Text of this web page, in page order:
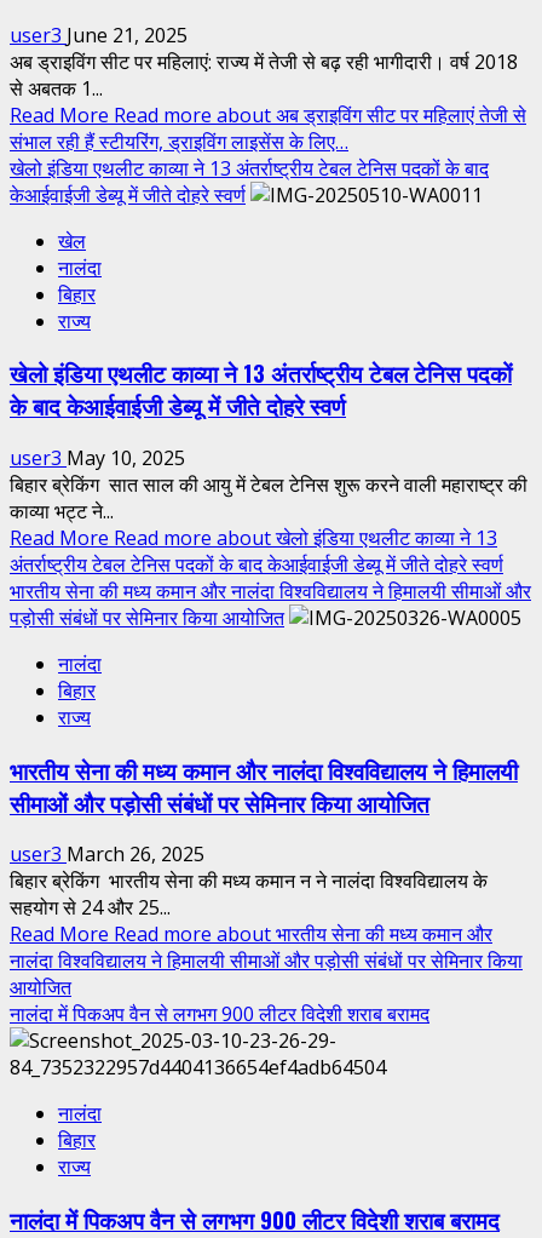
user3 June 21, 2025
अब ड्राइविंग सीट पर महिलाएं: राज्य में तेजी से बढ़ रही भागीदारी। वर्ष 2018
से अबतक 1...
Read More Read more about अब ड्राइविंग सीट पर महिलाएं तेजी से
संभाल रही हैं स्टीयरिंग, ड्राइविंग लाइसेंस के लिए…
खेलो इंडिया एथलीट काव्या ने 13 अंतर्राष्ट्रीय टेबल टेनिस पदकों के बाद
केआईवाईजी डेब्यू में जीते दोहरे स्वर्ण
खेल
नालंदा
बिहार
राज्य
खेलो इंडिया एथलीट काव्या ने 13 अंतर्राष्ट्रीय टेबल टेनिस पदकों
के बाद केआईवाईजी डेब्यू में जीते दोहरे स्वर्ण
user3 May 10, 2025
बिहार ब्रेकिंग सात साल की आयु में टेबल टेनिस शुरू करने वाली महाराष्ट्र की
काव्या भट्ट ने...
Read More Read more about खेलो इंडिया एथलीट काव्या ने 13
अंतर्राष्ट्रीय टेबल टेनिस पदकों के बाद केआईवाईजी डेब्यू में जीते दोहरे स्वर्ण
भारतीय सेना की मध्य कमान और नालंदा विश्वविद्यालय ने हिमालयी सीमाओं और
पड़ोसी संबंधों पर सेमिनार किया आयोजित
नालंदा
बिहार
राज्य
भारतीय सेना की मध्य कमान और नालंदा विश्वविद्यालय ने हिमालयी
सीमाओं और पड़ोसी संबंधों पर सेमिनार किया आयोजित
user3 March 26, 2025
बिहार ब्रेकिंग भारतीय सेना की मध्य कमान न ने नालंदा विश्वविद्यालय के
सहयोग से 24 और 25...
Read More Read more about भारतीय सेना की मध्य कमान और
नालंदा विश्वविद्यालय ने हिमालयी सीमाओं और पड़ोसी संबंधों पर सेमिनार किया
आयोजित
नालंदा में पिकअप वैन से लगभग 900 लीटर विदेशी शराब बरामद
नालंदा
बिहार
राज्य
नालंदा में पिकअप वैन से लगभग 900 लीटर विदेशी शराब बरामद